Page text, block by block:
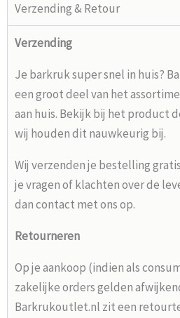
Verzending & Retour
Verzending
Je barkruk super snel in huis?
een groot deel van het
aan huis. Bekijk bij het product
wij houden dit nauwkeurig bij.
Wij verzenden je bestelling
je vragen of klachten over de
dan contact met ons op.
Retourneren
Op je aankoop (indien als
zakelijke orders gelden
Barkrukoutlet.nl zit een